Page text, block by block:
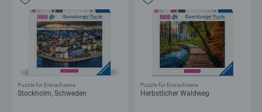
Stockholm, Schweden
Puzzle für Erwachsene
Herbstlicher Waldweg
Puzzle für Erwachsene